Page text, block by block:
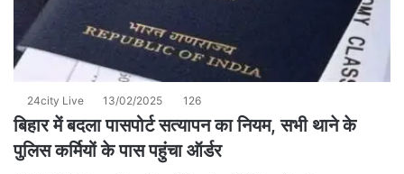
24city Live 13/02/2025 126
बिहार में बदला पासपोर्ट सत्यापन का नियम, सभी थाने के
पुलिस कर्मियों के पास पहुंचा ऑर्डर